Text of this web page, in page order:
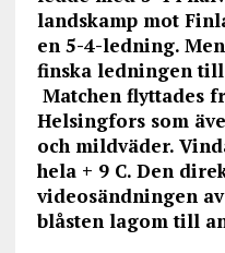
landskamp mot
en 5-4-ledning.
finska ledningen
Matchen flyttades
Helsingfors som
och mildväder.
hela + 9 C. Den
videosändningen
blåsten lagom till